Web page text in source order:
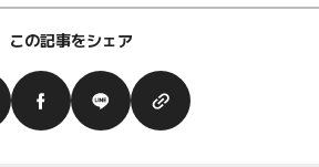
この記事をシェア